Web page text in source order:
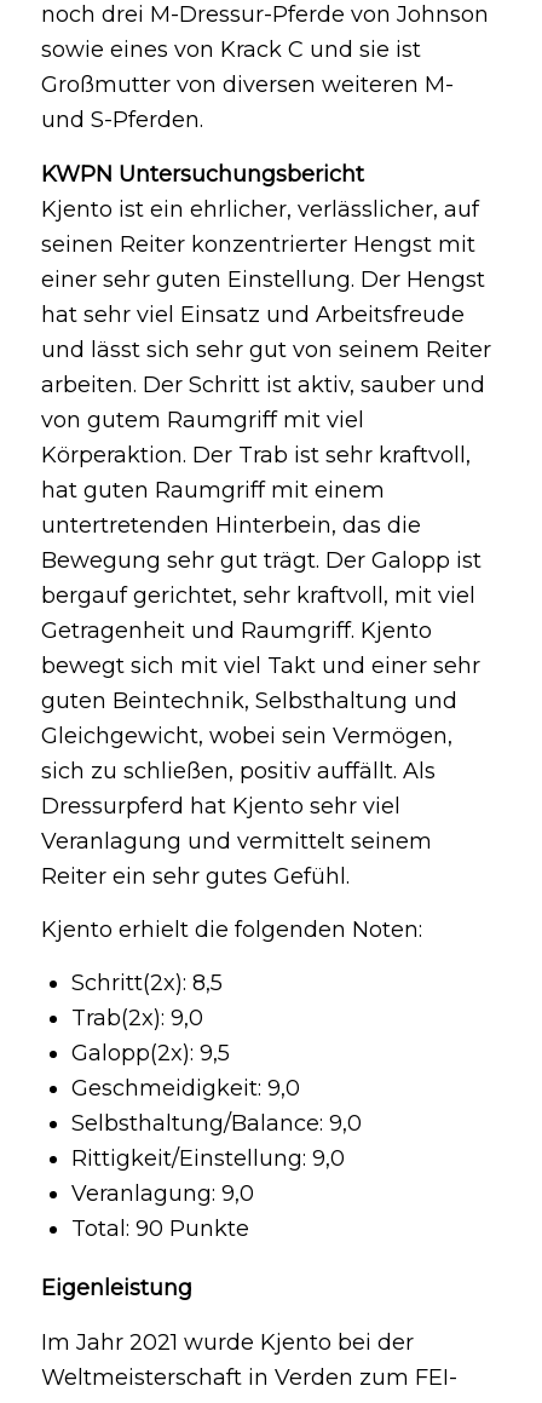
noch drei M-Dressur-Pferde von Johnson
sowie eines von Krack C und sie ist
Großmutter von diversen weiteren M-
und S-Pferden.
KWPN Untersuchungsbericht
Kjento ist ein ehrlicher, verlässlicher, auf
seinen Reiter konzentrierter Hengst mit
einer sehr guten Einstellung. Der Hengst
hat sehr viel Einsatz und Arbeitsfreude
und lässt sich sehr gut von seinem Reiter
arbeiten. Der Schritt ist aktiv, sauber und
von gutem Raumgriff mit viel
Körperaktion. Der Trab ist sehr kraftvoll,
hat guten Raumgriff mit einem
untertretenden Hinterbein, das die
Bewegung sehr gut trägt. Der Galopp ist
bergauf gerichtet, sehr kraftvoll, mit viel
Getragenheit und Raumgriff. Kjento
bewegt sich mit viel Takt und einer sehr
guten Beintechnik, Selbsthaltung und
Gleichgewicht, wobei sein Vermögen,
sich zu schließen, positiv auffällt. Als
Dressurpferd hat Kjento sehr viel
Veranlagung und vermittelt seinem
Reiter ein sehr gutes Gefühl.
Kjento erhielt die folgenden Noten:
Schritt(2x): 8,5
Trab(2x): 9,0
Galopp(2x): 9,5
Geschmeidigkeit: 9,0
Selbsthaltung/Balance: 9,0
Rittigkeit/Einstellung: 9,0
Veranlagung: 9,0
Total: 90 Punkte
Eigenleistung
Im Jahr 2021 wurde Kjento bei der
Weltmeisterschaft in Verden zum FEI-